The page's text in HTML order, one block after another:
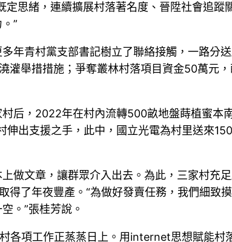
思緒，連續擴展村落著名度、晉陞社會追蹤
”
年青村黨支部書記樹立了聯絡接觸，一路分
灌舉措措施；爭奪叢林村落項目資金50萬元
后，2022年在村內流轉500畝地盤蒔植蜜本
出支援之手，此中，國立光電為村里送來
做文章，讓群眾介入出去。為此，三家村充
了年夜豐產。“為做好發賣任務，我們細致
。”張桂芳說。
項工作正蒸蒸日上。用internet思想賦能村